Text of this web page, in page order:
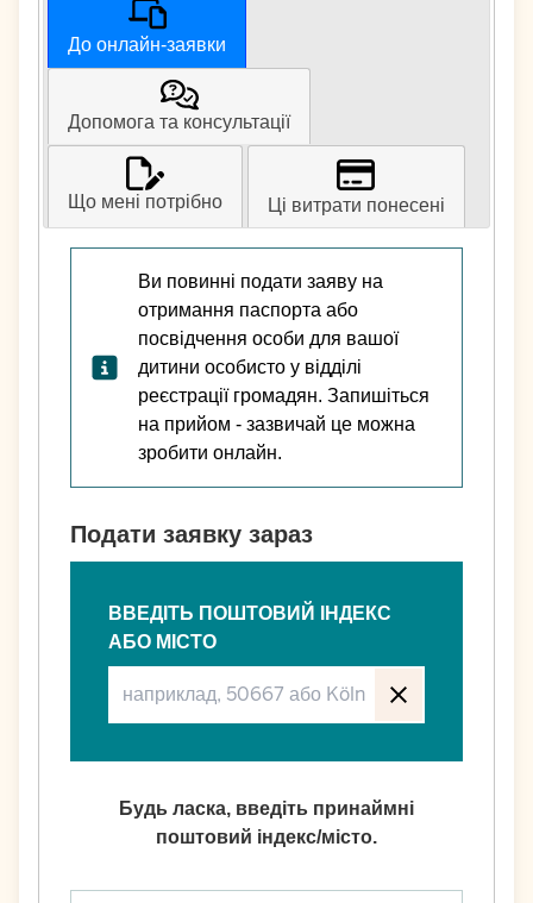
До онлайн-заявки
Допомога та консультації
Що мені потрібно Ці витрати понесені
Ви повинні подати заяву на
отримання паспорта або
посвідчення особи для вашої
дитини особисто у відділі
реєстрації громадян. Запишіться
на прийом - зазвичай це можна
зробити онлайн.
Подати заявку зараз
ВВЕДІТЬ ПОШТОВИЙ ІНДЕКС
АБО МІСТО
Будь ласка, введіть принаймні
поштовий індекс/місто.